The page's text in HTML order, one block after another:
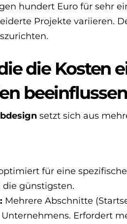
hundert Euro für sehr
Projekte variieren.
die Kosten
beeinflussen
setzt sich aus
für eine
die günstigsten.
Mehrere Abschnitte
Erfordert